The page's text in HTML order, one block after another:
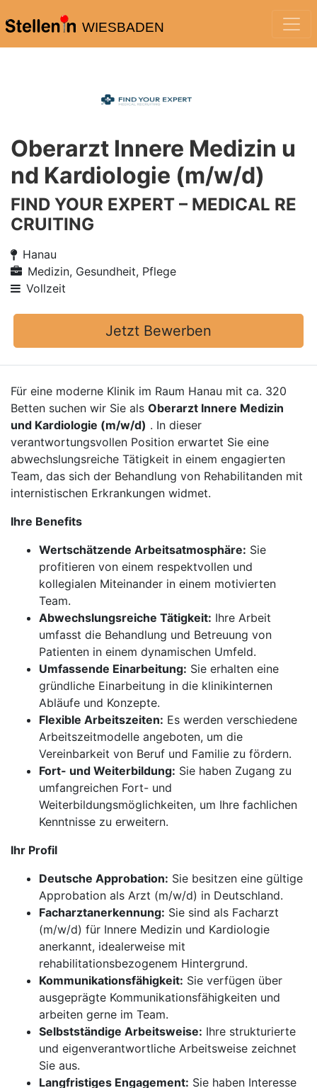
WIESBADEN
Oberarzt Innere Medizin u
nd Kardiologie (m/w/d)
FIND YOUR EXPERT – MEDICAL RE
CRUITING
Hanau
Medizin, Gesundheit, Pflege
Vollzeit
Jetzt Bewerben
Für eine moderne Klinik im Raum Hanau mit ca. 320
Betten suchen wir Sie als Oberarzt Innere Medizin
und Kardiologie (m/w/d) . In dieser
verantwortungsvollen Position erwartet Sie eine
abwechslungsreiche Tätigkeit in einem engagierten
Team, das sich der Behandlung von Rehabilitanden mit
internistischen Erkrankungen widmet.
Ihre Benefits
Wertschätzende Arbeitsatmosphäre: Sie
profitieren von einem respektvollen und
kollegialen Miteinander in einem motivierten
Team.
Abwechslungsreiche Tätigkeit: Ihre Arbeit
umfasst die Behandlung und Betreuung von
Patienten in einem dynamischen Umfeld.
Umfassende Einarbeitung: Sie erhalten eine
gründliche Einarbeitung in die klinikinternen
Abläufe und Konzepte.
Flexible Arbeitszeiten: Es werden verschiedene
Arbeitszeitmodelle angeboten, um die
Vereinbarkeit von Beruf und Familie zu fördern.
Fort- und Weiterbildung: Sie haben Zugang zu
umfangreichen Fort- und
Weiterbildungsmöglichkeiten, um Ihre fachlichen
Kenntnisse zu erweitern.
Ihr Profil
Deutsche Approbation: Sie besitzen eine gültige
Approbation als Arzt (m/w/d) in Deutschland.
Facharztanerkennung: Sie sind als Facharzt
(m/w/d) für Innere Medizin und Kardiologie
anerkannt, idealerweise mit
rehabilitationsbezogenem Hintergrund.
Kommunikationsfähigkeit: Sie verfügen über
ausgeprägte Kommunikationsfähigkeiten und
arbeiten gerne im Team.
Selbstständige Arbeitsweise: Ihre strukturierte
und eigenverantwortliche Arbeitsweise zeichnet
Sie aus.
Langfristiges Engagement: Sie haben Interesse